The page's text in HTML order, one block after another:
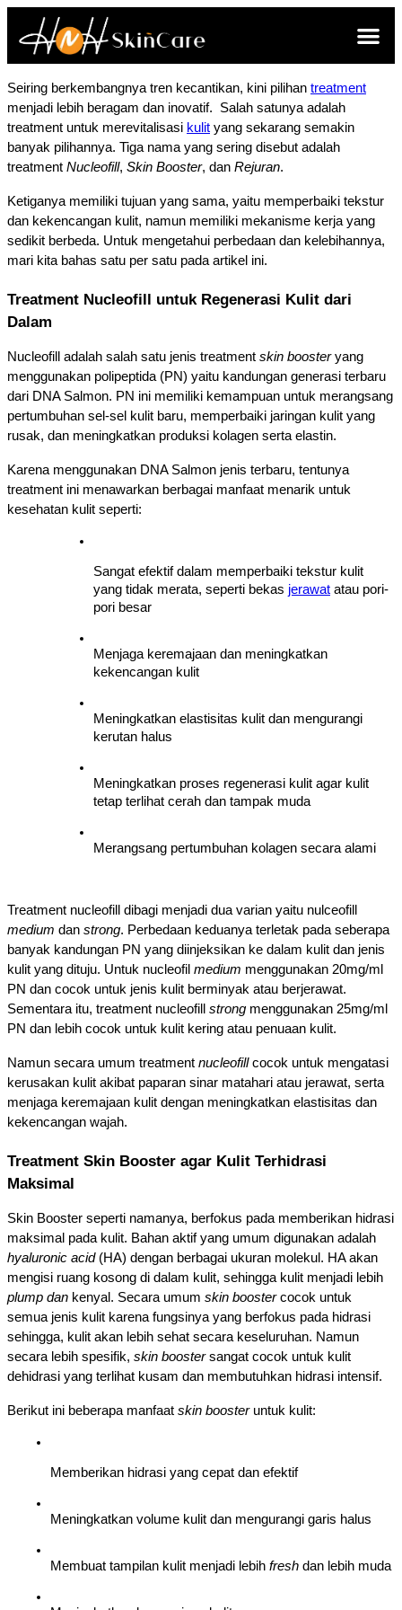
Seiring berkembangnya tren kecantikan, kini pilihan treatment
menjadi lebih beragam dan inovatif.  Salah satunya adalah
treatment untuk merevitalisasi kulit yang sekarang semakin
banyak pilihannya. Tiga nama yang sering disebut adalah
treatment Nucleofill, Skin Booster, dan Rejuran.
Ketiganya memiliki tujuan yang sama, yaitu memperbaiki tekstur
dan kekencangan kulit, namun memiliki mekanisme kerja yang
sedikit berbeda. Untuk mengetahui perbedaan dan kelebihannya,
mari kita bahas satu per satu pada artikel ini.
Treatment Nucleofill untuk Regenerasi Kulit dari
Dalam
Nucleofill adalah salah satu jenis treatment skin booster yang
menggunakan polipeptida (PN) yaitu kandungan generasi terbaru
dari DNA Salmon. PN ini memiliki kemampuan untuk merangsang
pertumbuhan sel-sel kulit baru, memperbaiki jaringan kulit yang
rusak, dan meningkatkan produksi kolagen serta elastin.
Karena menggunakan DNA Salmon jenis terbaru, tentunya
treatment ini menawarkan berbagai manfaat menarik untuk
kesehatan kulit seperti:
Sangat efektif dalam memperbaiki tekstur kulit
yang tidak merata, seperti bekas jerawat atau pori-
pori besar
Menjaga keremajaan dan meningkatkan
kekencangan kulit
Meningkatkan elastisitas kulit dan mengurangi
kerutan halus
Meningkatkan proses regenerasi kulit agar kulit
tetap terlihat cerah dan tampak muda
Merangsang pertumbuhan kolagen secara alami
medium dan strong. Perbedaan keduanya terletak pada seberapa
banyak kandungan PN yang diinjeksikan ke dalam kulit dan jenis
kulit yang dituju. Untuk nucleofil medium menggunakan 20mg/ml
PN dan cocok untuk jenis kulit berminyak atau berjerawat.
Sementara itu, treatment nucleofill strong menggunakan 25mg/ml
PN dan lebih cocok untuk kulit kering atau penuaan kulit.
Namun secara umum treatment nucleofill cocok untuk mengatasi
kerusakan kulit akibat paparan sinar matahari atau jerawat, serta
menjaga keremajaan kulit dengan meningkatkan elastisitas dan
kekencangan wajah.
Treatment Skin Booster agar Kulit Terhidrasi
Maksimal
Skin Booster seperti namanya, berfokus pada memberikan hidrasi
hyaluronic acid (HA) dengan berbagai ukuran molekul. HA akan
plump dan kenyal. Secara umum skin booster cocok untuk
semua jenis kulit karena fungsinya yang berfokus pada hidrasi
sehingga, kulit akan lebih sehat secara keseluruhan. Namun
secara lebih spesifik, skin booster sangat cocok untuk kulit
dehidrasi yang terlihat kusam dan membutuhkan hidrasi intensif.
Berikut ini beberapa manfaat skin booster untuk kulit:
Memberikan hidrasi yang cepat dan efektif
Meningkatkan volume kulit dan mengurangi garis halus
Membuat tampilan kulit menjadi lebih fresh dan lebih muda